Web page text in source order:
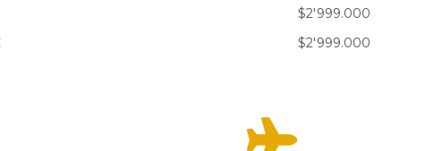
$2'999.000
$2'999.000